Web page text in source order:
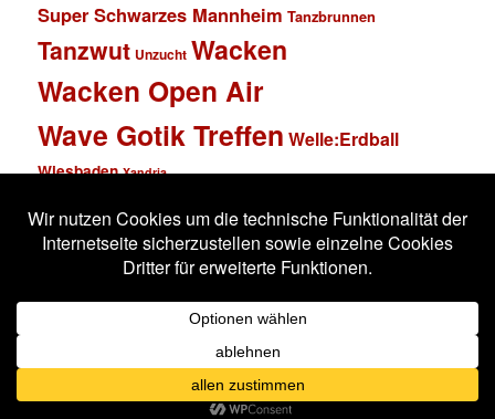
Super Schwarzes Mannheim Tanzbrunnen
Tanzwut Unzucht Wacken
Wacken Open Air
Wave Gotik Treffen Welle:Erdball
Wiesbaden Xandria
Impressum
Stolz präsentiert von WordPress